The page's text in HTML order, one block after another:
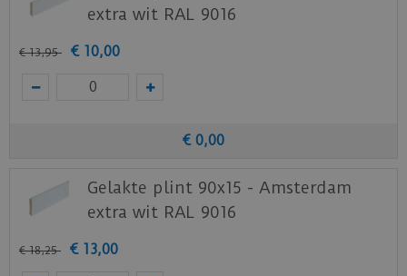
extra wit RAL 9016
€ 13,95 € 10,00
€ 0,00
Gelakte plint 90x15 - Amsterdam
extra wit RAL 9016
€ 18,25 € 13,00